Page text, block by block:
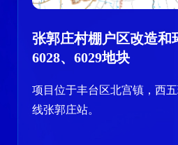
张郭庄村棚户区改造和
6028、6029地块
项目位于丰台区北宫镇，西
线张郭庄站。